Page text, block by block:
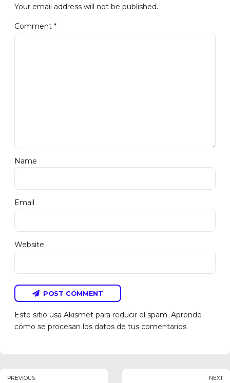
Your email address will not be published.
Comment *
Name
Email
Website
POST COMMENT
Este sitio usa Akismet para reducir el spam. Aprende
cómo se procesan los datos de tus comentarios.
PREVIOUS NEXT